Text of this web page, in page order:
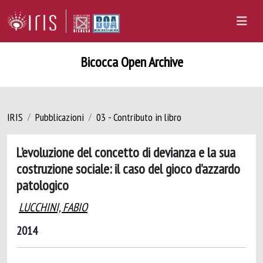
Bicocca Open Archive
IRIS Pubblicazioni 03 - Contributo in libro
L’evoluzione del concetto di devianza e la sua
costruzione sociale: il caso del gioco d’azzardo
patologico
LUCCHINI, FABIO
2014